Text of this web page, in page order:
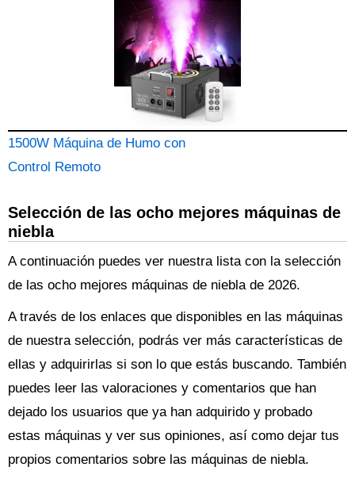
1500W Máquina de Humo con
Control Remoto
Selección de las ocho mejores máquinas de
niebla
A continuación puedes ver nuestra lista con la selección
de las ocho mejores máquinas de niebla de 2026.
A través de los enlaces que disponibles en las máquinas
de nuestra selección, podrás ver más características de
ellas y adquirirlas si son lo que estás buscando. También
puedes leer las valoraciones y comentarios que han
dejado los usuarios que ya han adquirido y probado
estas máquinas y ver sus opiniones, así como dejar tus
propios comentarios sobre las máquinas de niebla.